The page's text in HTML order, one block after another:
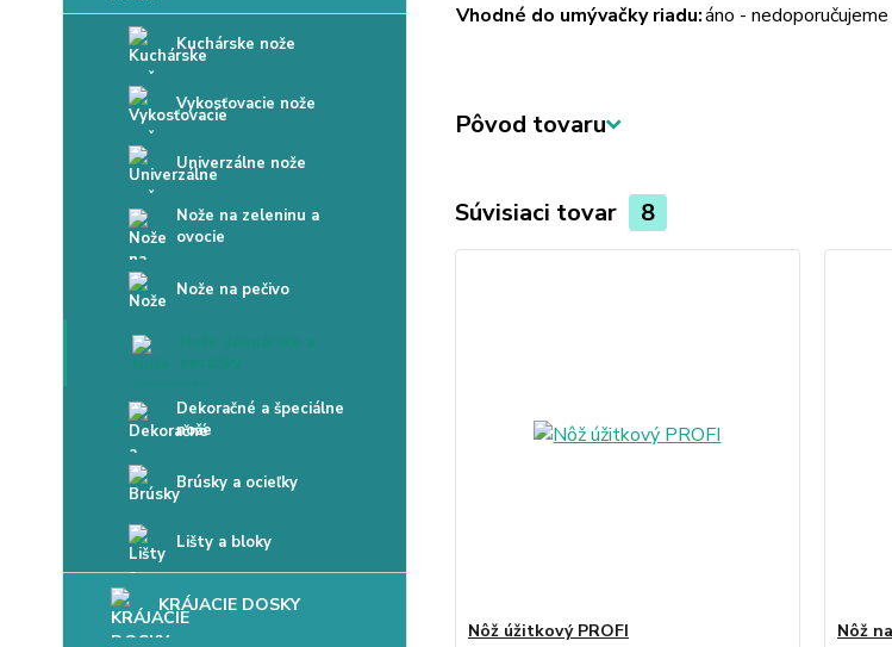
Kuchárske nože
Vykosťovacie nože
Univerzálne nože
Nože na zeleninu a
ovocie
Nože na pečivo
Dekoračné a špeciálne
nože
Brúsky a ocieľky
Lišty a bloky
KRÁJACIE DOSKY
Vhodné do umývačky riadu:áno - nedoporučujeme
Pôvod tovaru
Súvisiaci tovar 8
Nôž úžitkový PROFI Nôž